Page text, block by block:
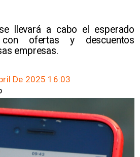
llevará a cabo el esperado
ofertas y descuentos
empresas.
De 2025 16:03